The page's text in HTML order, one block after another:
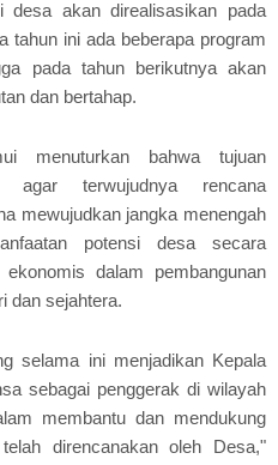
akan direalisasikan pada
tahun ini ada beberapa program
pada tahun berikutnya akan
dan bertahap.
menuturkan bahwa tujuan
agar terwujudnya rencana
mewujudkan jangka menengah
potensi desa secara
dalam pembangunan
dan sejahtera.
selama ini menjadikan Kepala
sebagai penggerak di wilayah
membantu dan mendukung
direncanakan oleh Desa,"